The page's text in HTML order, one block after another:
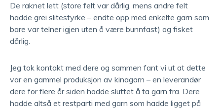
De raknet lett (store felt var dårlig, mens andre felt
hadde grei slitestyrke – endte opp med enkelte garn som
bare var telner igjen uten å være bunnfast) og fisket
dårlig.
Jeg tok kontakt med dere og sammen fant vi ut at dette
var en gammel produksjon av kinagarn – en leverandør
dere for flere år siden hadde sluttet å ta garn fra. Dere
hadde altså et restparti med garn som hadde ligget på